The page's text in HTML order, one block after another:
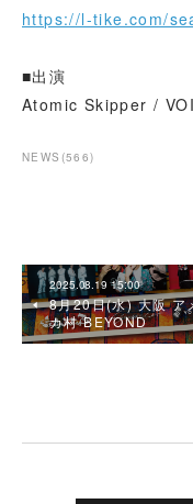
https://l-tike.com/
■出演
Atomic Skipper /
NEWS (566)
2025.08.19 15:00
8月20日(水) 大阪 ア
カ村 BEYOND